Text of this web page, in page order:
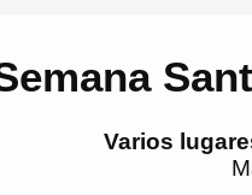
Varios